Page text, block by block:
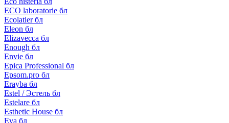
ECO laboratorie бл
Ecolatier бл
Eleon бл
Elizavecca бл
Enough бл
Envie бл
Epica Professional бл
Epsom.pro бл
Erayba бл
Estel / Эстель бл
Estelare бл
Esthetic House бл
Eva бл